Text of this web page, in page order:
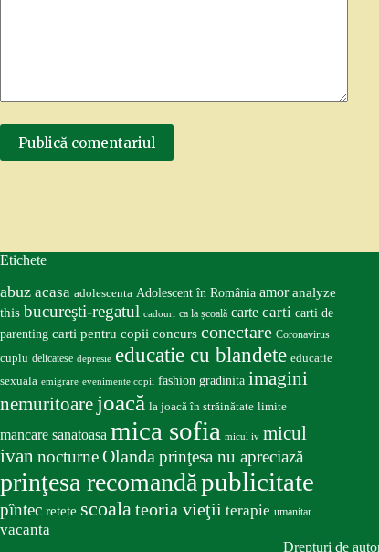
Publică comentariul
Etichete
abuz acasa adolescenta Adolescent în România amor analyze
this bucureşti-regatul cadouri ca la școală carte carti carti de
parenting carti pentru copii concurs conectare Coronavirus
cuplu delicatese depresie educatie cu blandete educatie
sexuala emigrare evenimente copii fashion gradinita imagini
nemuritoare joacă la joacă în străinătate limite
mancare sanatoasa mica sofia micul iv micul
ivan nocturneOlanda prinţesa nu apreciază
prinţesa recomandăpublicitate
pîntec retete scoalateoria vieţii terapie umanitar
vacanta
Drepturi de